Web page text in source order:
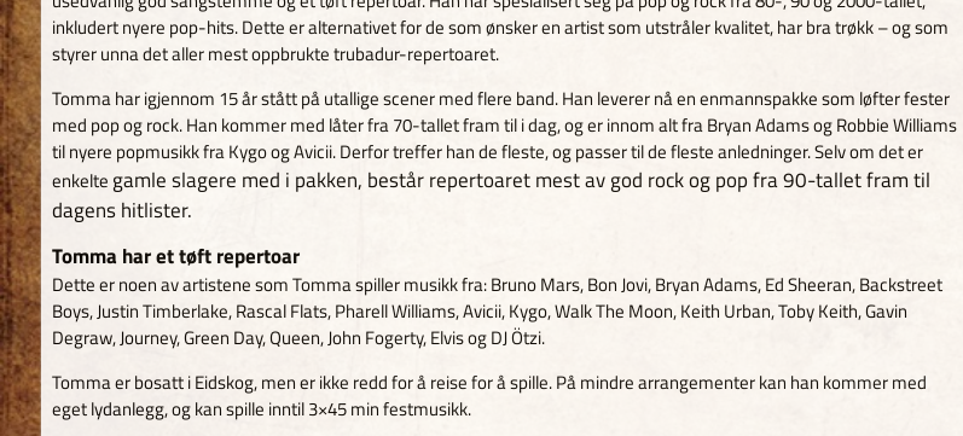
inkludert nyere pop-hits. Dette er alternativet for de som ønsker en artist som utstråler kvalitet, har bra trøkk – og som
styrer unna det aller mest oppbrukte trubadur-repertoaret.
Tomma har igjennom 15 år stått på utallige scener med flere band. Han leverer nå en enmannspakke som løfter fester
med pop og rock. Han kommer med låter fra 70-tallet fram til i dag, og er innom alt fra Bryan Adams og Robbie Williams
til nyere popmusikk fra Kygo og Avicii. Derfor treffer han de fleste, og passer til de fleste anledninger. Selv om det er
enkelte gamle slagere med i pakken, består repertoaret mest av god rock og pop fra 90-tallet fram til
dagens hitlister.
Tomma har et tøft repertoar
Dette er noen av artistene som Tomma spiller musikk fra: Bruno Mars, Bon Jovi, Bryan Adams, Ed Sheeran, Backstreet
Boys, Justin Timberlake, Rascal Flats, Pharell Williams, Avicii, Kygo, Walk The Moon, Keith Urban, Toby Keith, Gavin
Degraw, Journey, Green Day, Queen, John Fogerty, Elvis og DJ Ötzi.
Tomma er bosatt i Eidskog, men er ikke redd for å reise for å spille. På mindre arrangementer kan han kommer med
eget lydanlegg, og kan spille inntil 3×45 min festmusikk.